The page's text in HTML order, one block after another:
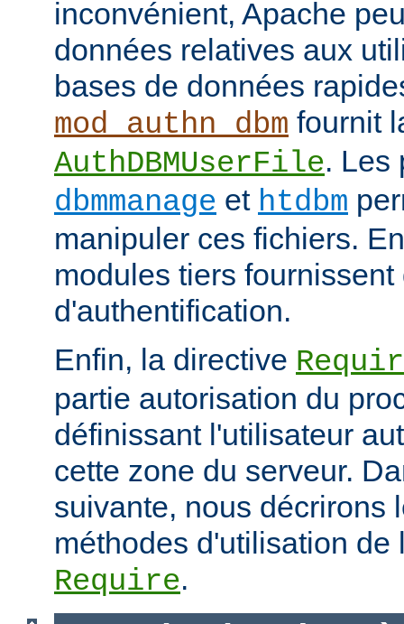
inconvénient, Apache
données relatives aux
bases de données
mod_authn_dbm fournit
AuthDBMUserFile. Les
dbmmanage et htdbm
manipuler ces fichiers.
modules tiers
d'authentification.
Enfin, la directive
partie autorisation du
définissant l'utilisateur
cette zone du serveur.
suivante, nous décrirons
méthodes d'utilisation de
Require.